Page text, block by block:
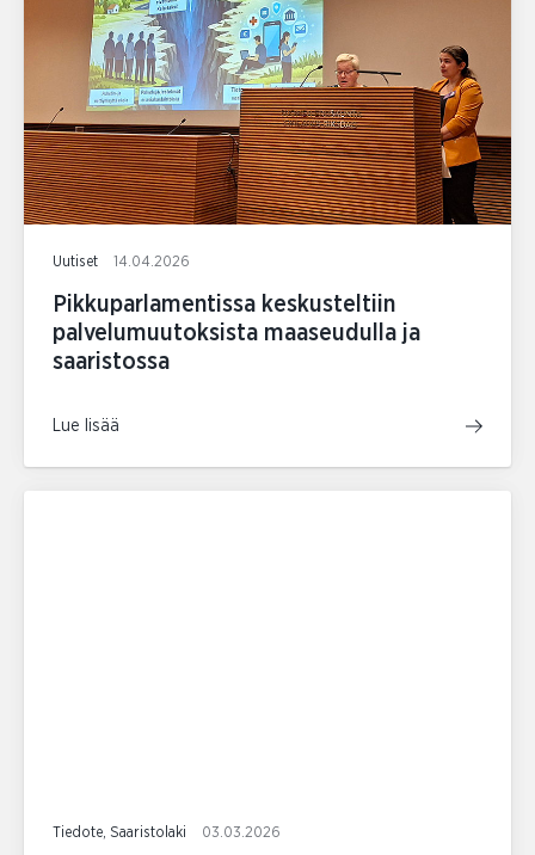
Uutiset 14.04.2026
Pikkuparlamentissa keskusteltiin
palvelumuutoksista maaseudulla ja
saaristossa
Lue lisää
Tiedote, Saaristolaki 03.03.2026